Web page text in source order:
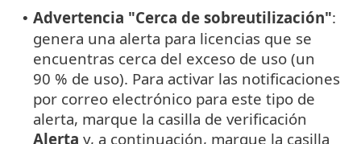
• Advertencia "Cerca de sobreutilización":
genera una alerta para licencias que se
encuentras cerca del exceso de uso (un
90 % de uso). Para activar las notificaciones
por correo electrónico para este tipo de
alerta, marque la casilla de verificación
Alerta y, a continuación, marque la casilla